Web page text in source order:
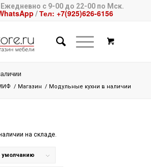
с 9-00 до 22-00 по Мск.
/Тел: +7(925)626-6156
/ Магазин / Модульные кухни в наличии
на складе.
умолчанию